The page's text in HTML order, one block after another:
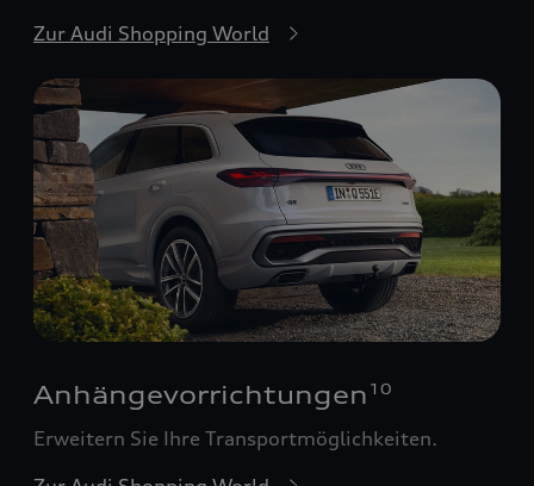
Zur Audi Shopping World
Anhängevorrichtungen 10
Erweitern Sie Ihre Transportmöglichkeiten.